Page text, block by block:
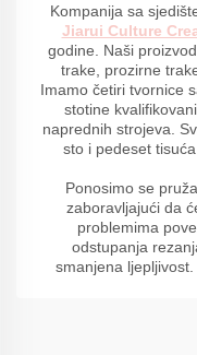
Kompanija sa
Jiarui Culture
godine. Naši
trake, prozirne
Imamo četiri tvornice
stotine
naprednih strojeva.
sto i pedeset
Ponosimo se
zaboravljajući da
problemima
odstupanja
smanjena